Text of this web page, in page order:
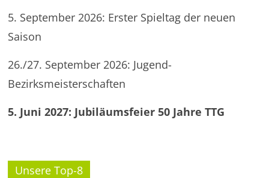
5. September 2026: Erster Spieltag der neuen
Saison
26./27. September 2026: Jugend-
Bezirksmeisterschaften
5. Juni 2027: Jubiläumsfeier 50 Jahre TTG
Unsere Top-8